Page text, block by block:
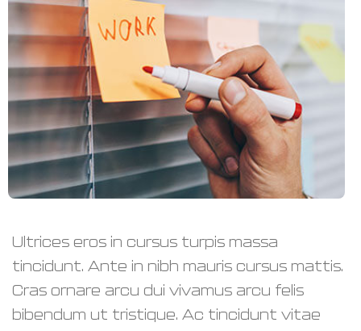
Ultrices eros in cursus turpis massa
tincidunt. Ante in nibh mauris cursus mattis.
Cras ornare arcu dui vivamus arcu felis
bibendum ut tristique. Ac tincidunt vitae